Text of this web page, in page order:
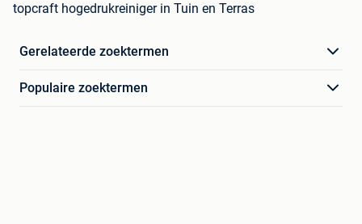
topcraft hogedrukreiniger in Tuin en Terras
Gerelateerde zoektermen
Populaire zoektermen